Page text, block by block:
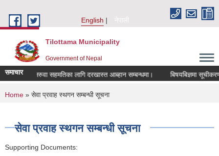
English
नेपाली
Tilottama Municipality
Government of Nepal
समाचारसरुवा सहमतिका लागि दरखास्त आब्हान सम्बन्धमा। बिषयबिज्ञमा सूचीकरण हुने
You are here
Home » सेवा प्रवाह स्थगन सम्बन्धी सूचना
सेवा प्रवाह स्थगन सम्बन्धी सूचना
Supporting Documents: